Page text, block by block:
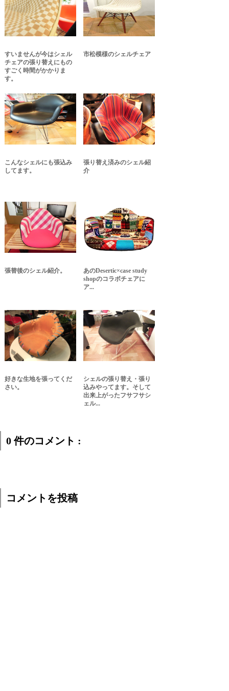
すいませんが今はシェル
チェアの張り替えにもの
すごく時間がかかりま
す。
市松模様のシェルチェア
こんなシェルにも張込み
してます。
張り替え済みのシェル紹
介
張替後のシェル紹介。
あのDesertic×case study
shopのコラボチェアに
ア...
好きな生地を張ってくだ
さい。
シェルの張り替え・張り
込みやってます。そして
出来上がったフサフサシ
ェル...
0 件のコメント :
コメントを投稿